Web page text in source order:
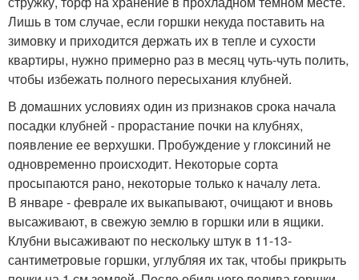
Лишь в том случае, если горшки некуда поставить на
зимовку и приходится держать их в тепле и сухости
квартиры, нужно примерно раз в месяц чуть-чуть полить,
чтобы избежать полного пересыхания клубней.
В домашних условиях один из признаков срока начала
посадки клубней - прорастание почки на клубнях,
появление ее верхушки. Пробуждение у глоксиний не
одновременно происходит. Некоторые сорта
просыпаются рано, некоторые только к началу лета.
В январе - феврале их выкапывают, очищают и вновь
высаживают, в свежую землю в горшки или в ящики.
Клубни высаживают по нескольку штук в 11-13-
сантиметровые горшки, углубляя их так, чтобы прикрыть